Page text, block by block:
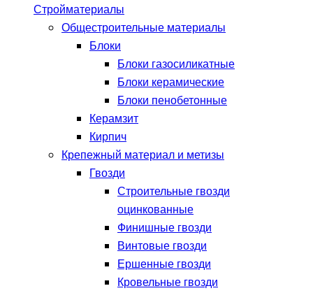
Стройматериалы
Общестроительные материалы
Блоки
Блоки газосиликатные
Блоки керамические
Блоки пенобетонные
Керамзит
Кирпич
Крепежный материал и метизы
Гвозди
Строительные гвозди
оцинкованные
Финишные гвозди
Винтовые гвозди
Ершенные гвозди
Кровельные гвозди